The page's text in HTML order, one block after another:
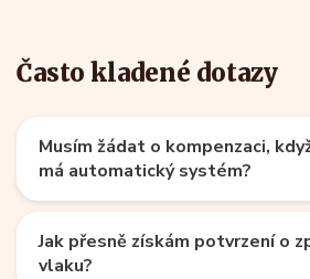
Často kladené dotazy
Musím žádat o kompenzaci,
má automatický systém?
Jak přesně získám potvrzení o
vlaku?